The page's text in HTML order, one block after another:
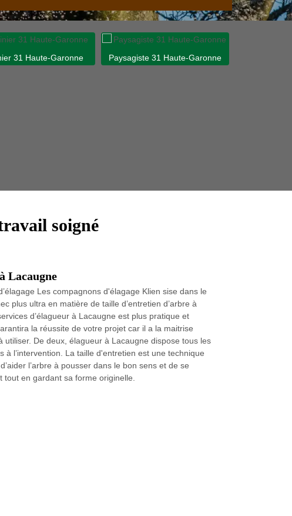
31 Haute-Garonne Paysagiste 31 Haute-Garonne
soigné
Lacaugne
Les compagnons d'élagage Klien sise dans le
plus ultra en matière de taille d’entretien d’arbre à
d’élagueur à Lacaugne est plus pratique et
la réussite de votre projet car il a la maitrise
utiliser. De deux, élagueur à Lacaugne dispose tous les
à l’intervention. La taille d'entretien est une technique
l’arbre à pousser dans le bon sens et de se
en gardant sa forme originelle.